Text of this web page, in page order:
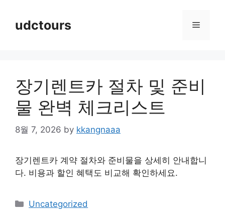
contentudctours Menu
장기렌트카 절차 및 준비
물 완벽 체크리스트
8월 7, 2026 by kkangnaaa
장기렌트카 계약 절차와 준비물을 상세히 안내합니
다. 비용과 할인 혜택도 비교해 확인하세요.
Categories
Uncategorized